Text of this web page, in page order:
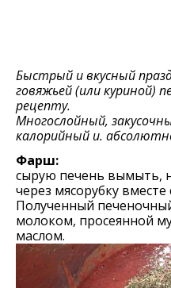
Быстрый и вкусный
говяжьей (или куриной)
рецепту.
Многослойный,
калорийный и.
Фарш:
сырую печень вымыть,
через мясорубку
Полученный
молоком, просеянной
маслом.